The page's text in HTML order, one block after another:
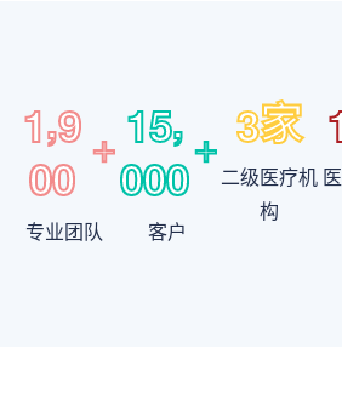
1,9
00 +
专业团队
15,
000+
客户
3家
二级医疗机
构